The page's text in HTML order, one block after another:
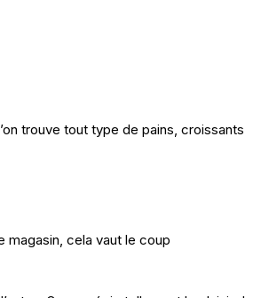
trouve tout type de pains, croissants
magasin, cela vaut le coup